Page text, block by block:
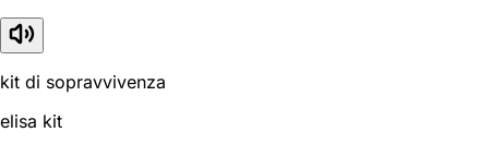
kit di sopravvivenza
elisa kit